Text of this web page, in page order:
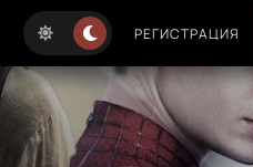
РЕГИСТРАЦИЯ